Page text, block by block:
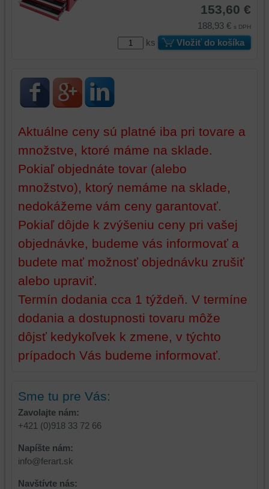
153,60 €
188,93 € s DPH
ks Vložiť do košíka
Aktuálne ceny sú platné iba pri tovare a
množstve, ktoré máme na sklade.
Pokiaľ objednáte tovar (alebo
množstvo), ktorý nemáme na sklade,
nedokážeme vám ceny garantovať.
Pokiaľ dôjde k zvýšeniu ceny pri vašej
objednávke, budeme vás informovať a
budete mať možnosť objednávku zrušiť
alebo upraviť.
Termín dodania cca 1 týždeň. V termíne
dodania a dostupnosti tovaru môže
dôjsť kedykoľvek k zmene, v týchto
prípadoch Vás budeme informovať.
Sme tu pre Vás:
Zavolajte nám:
+421 (0)918 33 72 66
Napíšte nám:
info@ferart.sk
Navštívte nás:
platformy,
zážitku
zážitok
vašich
preferencií
bez
aby
ste
mali
používateľský
účet
alebo
prihlásenia,
používať
skripty
a/alebo
zdroje
tretích
widgety
atď.